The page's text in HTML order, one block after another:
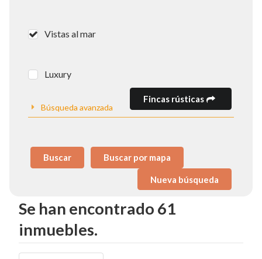
Vistas al mar
Luxury
Fincas rústicas
Búsqueda avanzada
Buscar Buscar por mapa
Se han encontrado 61
inmuebles.